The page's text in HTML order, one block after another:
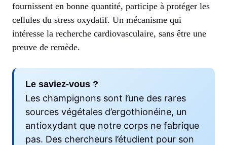
fournissent en bonne quantité, participe à protéger les
cellules du stress oxydatif. Un mécanisme qui
intéresse la recherche cardiovasculaire, sans être une
preuve de remède.
Le saviez-vous ?
Les champignons sont l’une des rares
sources végétales d’ergothionéine, un
antioxydant que notre corps ne fabrique
pas. Des chercheurs l’étudient pour son